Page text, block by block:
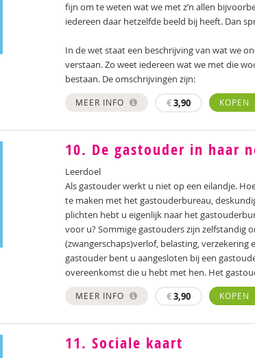
fijn om te weten wat we met z’n allen
iedereen daar hetzelfde beeld bij heeft. Dan
In de wet staat een beschrijving van wat we
verstaan. Zo weet iedereen wat we met die
bestaan. De omschrijvingen zijn:
MEER INFO €3,90 KOPEN
10. De gastouder in haar
Leerdoel
Als gastouder werkt u niet op een eilandje.
te maken met het gastouderbureau,
plichten hebt u eigenlijk naar het
voor u? Sommige gastouders zijn zelfstandig
(zwangerschaps)verlof, belasting,
gastouder bent u aangesloten bij een
overeenkomst die u hebt met hen. Het
MEER INFO €3,90 KOPEN
11. Sociale kaart